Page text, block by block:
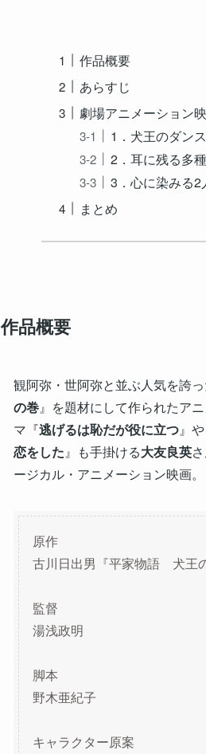
作品概要
あらすじ
劇場アニメーション
1．犬王のダンス
2．耳に残る多
3．心に染みる2
まとめ
作品概要
観阿弥・世阿弥と並ぶ人気を誇
の巻』を題材にして作られたア
マ『逃げるは恥だが役に立つ』
恋をした』も手掛ける大友良英
ージカル・アニメーション映画。
原作
古川日出男『平家物語 犬王
監督
湯浅政明
脚本
野木亜紀子
キャラクター原案